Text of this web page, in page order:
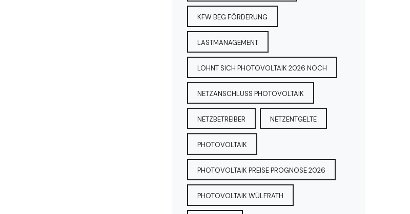
KFW BEG FÖRDERUNG
LASTMANAGEMENT
LOHNT SICH PHOTOVOLTAIK 2026 NOCH
NETZANSCHLUSS PHOTOVOLTAIK
NETZBETREIBER NETZENTGELTE
PHOTOVOLTAIK
PHOTOVOLTAIK PREISE PROGNOSE 2026
PHOTOVOLTAIK WÜLFRATH